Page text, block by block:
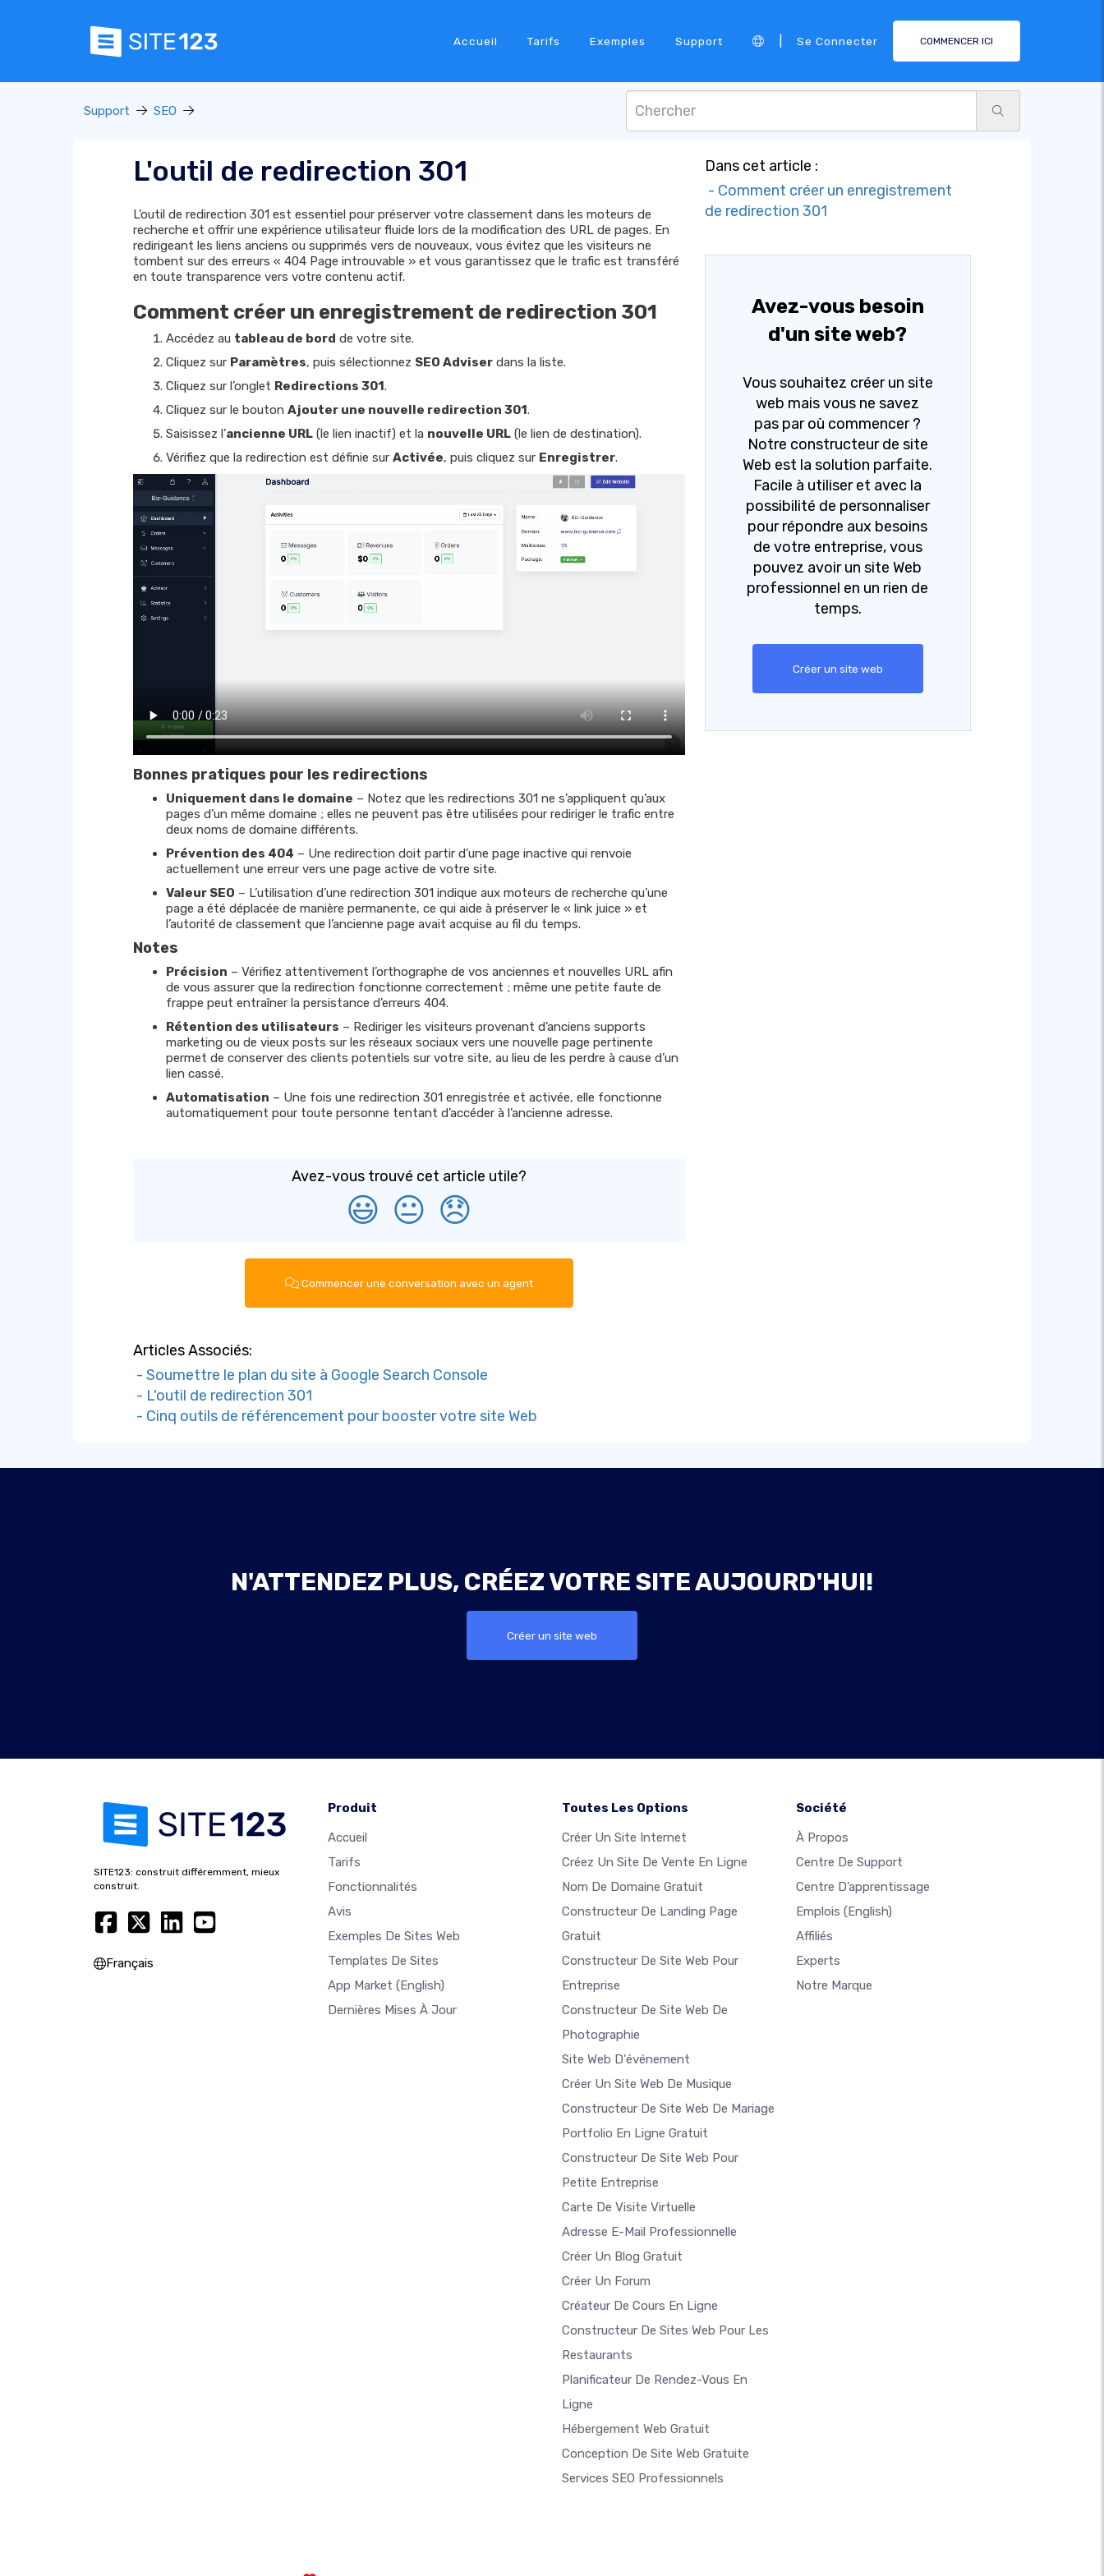
Accueil Tarifs Exemples Support Se Connecter COMMENCER ICI
Support SEO
L'outil de redirection 301
L’outil de redirection 301 est essentiel pour préserver votre classement dans les moteurs de
recherche et offrir une expérience utilisateur fluide lors de la modification des URL de pages. En
redirigeant les liens anciens ou supprimés vers de nouveaux, vous évitez que les visiteurs ne
tombent sur des erreurs « 404 Page introuvable » et vous garantissez que le trafic est transféré
en toute transparence vers votre contenu actif.
Comment créer un enregistrement de redirection 301
Accédez au tableau de bord de votre site.
Cliquez sur Paramètres, puis sélectionnez SEO Adviser dans la liste.
Cliquez sur l’onglet Redirections 301.
Cliquez sur le bouton Ajouter une nouvelle redirection 301.
Saisissez l’ancienne URL (le lien inactif) et la nouvelle URL (le lien de destination).
Vérifiez que la redirection est définie sur Activée, puis cliquez sur Enregistrer.
Bonnes pratiques pour les redirections
Uniquement dans le domaine – Notez que les redirections 301 ne s’appliquent qu’aux
pages d’un même domaine ; elles ne peuvent pas être utilisées pour rediriger le trafic entre
deux noms de domaine différents.
Prévention des 404 – Une redirection doit partir d’une page inactive qui renvoie
actuellement une erreur vers une page active de votre site.
Valeur SEO – L’utilisation d’une redirection 301 indique aux moteurs de recherche qu’une
page a été déplacée de manière permanente, ce qui aide à préserver le « link juice » et
l’autorité de classement que l’ancienne page avait acquise au fil du temps.
Notes
Précision – Vérifiez attentivement l’orthographe de vos anciennes et nouvelles URL afin
de vous assurer que la redirection fonctionne correctement ; même une petite faute de
frappe peut entraîner la persistance d’erreurs 404.
Rétention des utilisateurs – Rediriger les visiteurs provenant d’anciens supports
marketing ou de vieux posts sur les réseaux sociaux vers une nouvelle page pertinente
permet de conserver des clients potentiels sur votre site, au lieu de les perdre à cause d’un
lien cassé.
Automatisation – Une fois une redirection 301 enregistrée et activée, elle fonctionne
automatiquement pour toute personne tentant d’accéder à l’ancienne adresse.
Avez-vous trouvé cet article utile?
😃 😐 😞
Commencer une conversation avec un agent
Articles Associés:
- Soumettre le plan du site à Google Search Console
- L'outil de redirection 301
- Cinq outils de référencement pour booster votre site Web
Dans cet article :
- Comment créer un enregistrement
de redirection 301
Avez-vous besoin
d'un site web?
Vous souhaitez créer un site
web mais vous ne savez
pas par où commencer ?
Notre constructeur de site
Web est la solution parfaite.
Facile à utiliser et avec la
possibilité de personnaliser
pour répondre aux besoins
de votre entreprise, vous
pouvez avoir un site Web
professionnel en un rien de
temps.
Créer un site web
N'ATTENDEZ PLUS, CRÉEZ VOTRE SITE AUJOURD'HUI!
Créer un site web
SITE123: construit différemment, mieux
construit.
Français
Produit
Accueil
Tarifs
Fonctionnalités
Avis
Exemples De Sites Web
Templates De Sites
App Market (English)
Dernières Mises À Jour
Toutes Les Options
Créer Un Site Internet
Créez Un Site De Vente En Ligne
Nom De Domaine Gratuit
Constructeur De Landing Page
Gratuit
Constructeur De Site Web Pour
Entreprise
Constructeur De Site Web De
Photographie
Site Web D'événement
Créer Un Site Web De Musique
Constructeur De Site Web De Mariage
Portfolio En Ligne Gratuit
Constructeur De Site Web Pour
Petite Entreprise
Carte De Visite Virtuelle
Adresse E-Mail Professionnelle
Créer Un Blog Gratuit
Créer Un Forum
Créateur De Cours En Ligne
Constructeur De Sites Web Pour Les
Restaurants
Planificateur De Rendez-Vous En
Ligne
Hébergement Web Gratuit
Conception De Site Web Gratuite
Services SEO Professionnels
Société
À Propos
Centre De Support
Centre D’apprentissage
Emplois (English)
Affiliés
Experts
Notre Marque